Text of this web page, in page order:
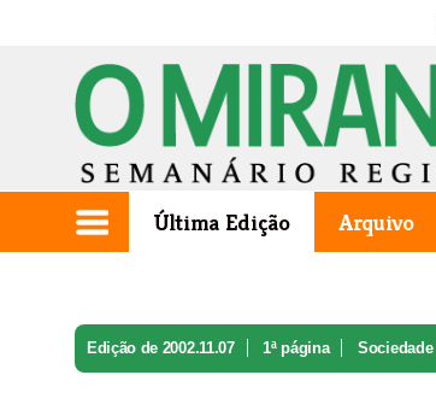
Última Edição Arquivo
Edição de 2002.11.07 1ª página Sociedade